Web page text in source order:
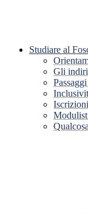
Studiare al
Gli